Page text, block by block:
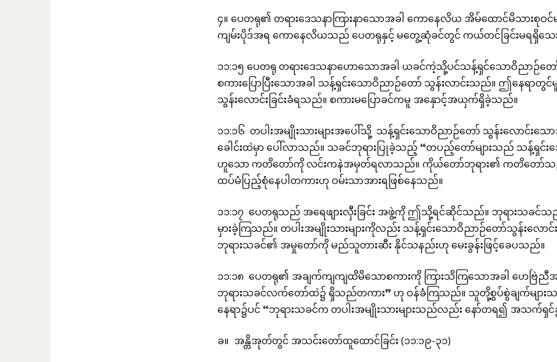
၄။ ပေတရု၏ တရားဒေသနာကြားနာသောအခါ ကောနေလိယ အိမ်ထောင်မိသားစုဝ
ကျမ်းပိုဒ်အရ ကောနေလိယသည် ပေတရုနှင့် မတွေ့ဆုံခင်တွင် ကယ်တင်ခြင်းမရရှိသေ
၁၁:၁၅ ပေတရု တရားဒေသနာဟောသောအခါ ယခင်ကဲ့သို့ပင်သန့်ရှင်သောဝိညာဉ်တေ
စကားပြောပြီးသောအခါ သန့်ရှင်းသောဝိညာဉ်တော် သွန်းလာင်းသည်။ ဤနေရာတွ
သွန်းလောင်းခြင်းခံရသည်။ စကားမပြောခင်ကမူ အနှောင့်အယှက်ရှိခဲ့သည်။
၁၁:၁၆ တပါးအမျိုးသားများအပေါ်သို့ သန့်ရှင်းသောဝိညာဉ်တော် သွန်းလောင်းသ
ခေါင်းထဲမှာ ပေါ်လာသည်။ သခင်ဘုရားပြုခဲ့သည့် “တပည့်တော်များသည် သန့်ရှင်း
ဟူသော ကတိတော်ကို လင်းကနဲအမှတ်ရလာသည်။ ကိုယ်တော်ဘုရား၏ ကတိတော်သ
ထပ်မံပြည့်စုံနေပါတကားဟု ဝမ်းသာအားရဖြစ်နေသည်။
၁၁:၁၇ ပေတရုသည် အရေဖျားလှီးခြင်း အဖွဲ့ကို ဤသို့ရင်ဆိုင်သည်။ ဘုရားသခင်
မှားခဲ့ကြသည်။ တပါးအမျိုးသားများကိုလည်း သန့်ရှင်းသောဝိညာဉ်တော်သွန်းလေ
ဘုရားသခင်၏ အမှုတော်ကို မည်သူတားဆီး နိုင်သနည်းဟု မေးခွန်းဖြင့်ခေပသည်။
၁၁:၁၈ ပေတရု၏ အချက်ကျကျထိမိသောစကားကို ကြားသိကြသောအခါ ဟေဗ
ဘုရားသခင်လက်တော်ထဲ၌ ရှိသည်တကား” ဟု ဝန်ခံကြသည်။ သူတို့စွပ်စွဲချက်မျာ
နေရာ၌ပင် “ဘုရားသခင်က တပါးအမျိုးသားများသည်လည်း နော်တရ၍ အသက်ရှင်
ခ။ အန္တိအုတ်တွင် အသင်းတော်ထူထောင်ခြင်း (၁၁:၁၉-၃၁)